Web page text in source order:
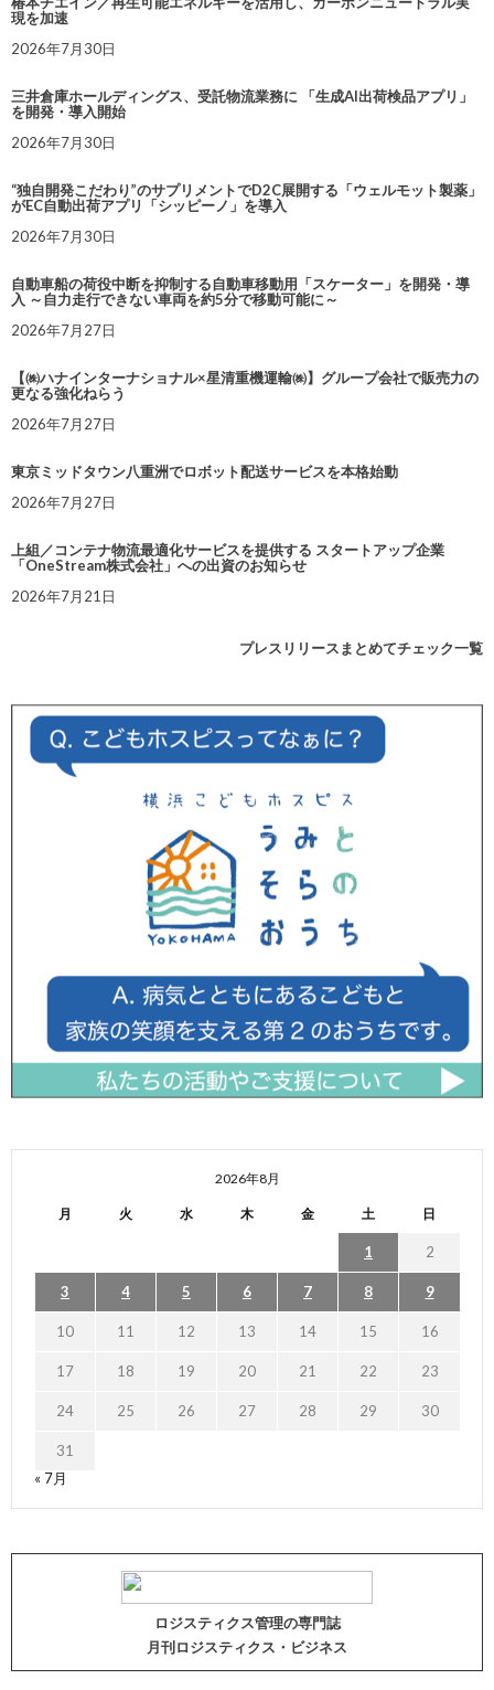
現を加速
2026年7月30日
三井倉庫ホールディングス、受託物流業務に 「生成AI出荷検品アプリ」
を開発・導入開始
2026年7月30日
“独自開発こだわり”のサプリメントでD2C展開する「ウェルモット製薬」
がEC自動出荷アプリ「シッピーノ」を導入
2026年7月30日
自動車船の荷役中断を抑制する自動車移動用「スケーター」を開発・導
入 ～自力走行できない車両を約5分で移動可能に～
2026年7月27日
【㈱ハナインターナショナル×星清重機運輸㈱】グループ会社で販売力の
更なる強化ねらう
2026年7月27日
東京ミッドタウン八重洲でロボット配送サービスを本格始動
2026年7月27日
上組／コンテナ物流最適化サービスを提供する スタートアップ企業
「OneStream株式会社」への出資のお知らせ
2026年7月21日
プレスリリースまとめてチェック一覧
2026年8月
月 火 水 木 金 土 日
1 2
3 4 5 6 7 8 9
10 11 12 13 14 15 16
17 18 19 20 21 22 23
24 25 26 27 28 29 30
31
« 7月
ロジスティクス管理の専門誌
月刊ロジスティクス・ビジネス